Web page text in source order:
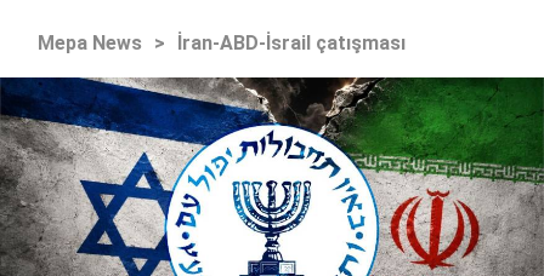
Mepa News > İran-ABD-İsrail çatışması